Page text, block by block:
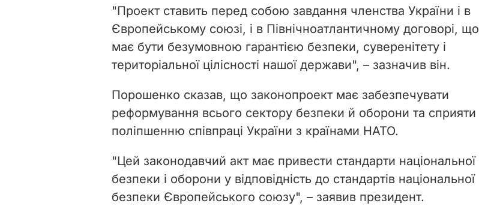
i
d
e
o
"Проект ставить перед собою завдання членства України і в
Європейському союзі, і в Північноатлантичному договорі, що
має бути безумовною гарантією безпеки, суверенітету і
територіальної цілісності нашої держави", – зазначив він.
Порошенко сказав, що законопроект має забезпечувати
реформування всього сектору безпеки й оборони та сприяти
поліпшенню співпраці України з країнами НАТО.
"Цей законодавчий акт має привести стандарти національної
безпеки і оборони у відповідність до стандартів національної
безпеки Європейського союзу", – заявив президент.